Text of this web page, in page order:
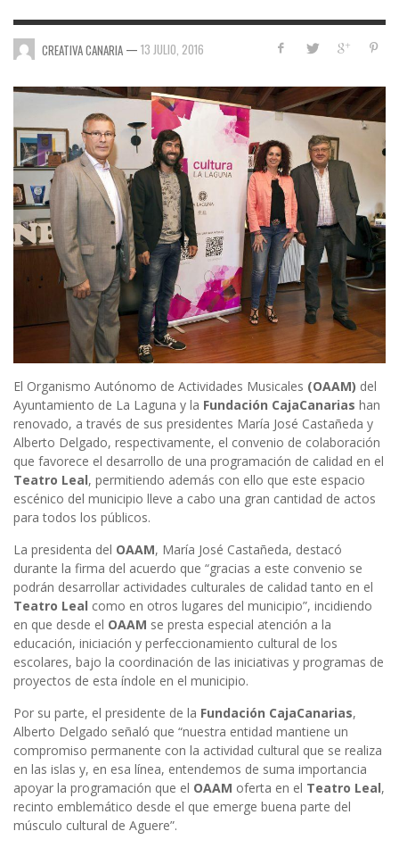
CREATIVA CANARIA — 13 JULIO, 2016
El Organismo Autónomo de Actividades Musicales (OAAM) del
Ayuntamiento de La Laguna y la Fundación CajaCanarias han
renovado, a través de sus presidentes María José Castañeda y
Alberto Delgado, respectivamente, el convenio de colaboración
que favorece el desarrollo de una programación de calidad en el
Teatro Leal, permitiendo además con ello que este espacio
escénico del municipio lleve a cabo una gran cantidad de actos
para todos los públicos.
La presidenta del OAAM, María José Castañeda, destacó
durante la firma del acuerdo que “gracias a este convenio se
podrán desarrollar actividades culturales de calidad tanto en el
Teatro Leal como en otros lugares del municipio”, incidiendo
en que desde el OAAM se presta especial atención a la
educación, iniciación y perfeccionamiento cultural de los
escolares, bajo la coordinación de las iniciativas y programas de
proyectos de esta índole en el municipio.
Por su parte, el presidente de la Fundación CajaCanarias,
Alberto Delgado señaló que “nuestra entidad mantiene un
compromiso permanente con la actividad cultural que se realiza
en las islas y, en esa línea, entendemos de suma importancia
apoyar la programación que el OAAM oferta en el Teatro Leal,
recinto emblemático desde el que emerge buena parte del
músculo cultural de Aguere”.